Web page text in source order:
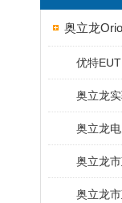
奥立龙
优特
奥立龙
奥立龙
奥立龙
奥立龙